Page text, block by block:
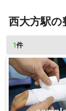
西大方駅の
1件